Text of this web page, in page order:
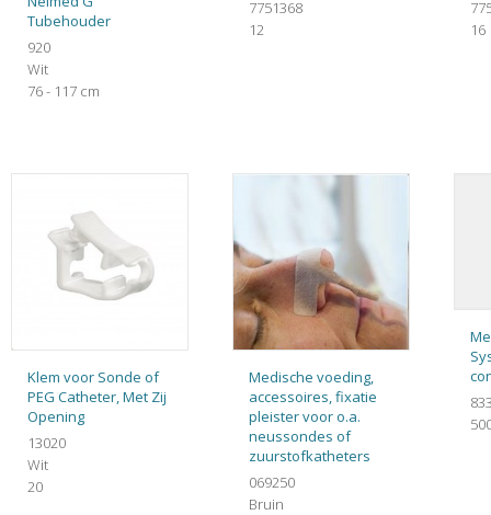
Tubehouder
920
Wit
76 - 117 cm
7751368
12
16
Klem voor Sonde of
PEG Catheter, Met Zij
Opening
13020
Wit
20
Medische voeding,
accessoires, fixatie
pleister voor o.a.
neussondes of
zuurstofkatheters
069250
Bruin